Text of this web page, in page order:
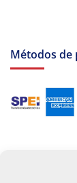
Métodos de